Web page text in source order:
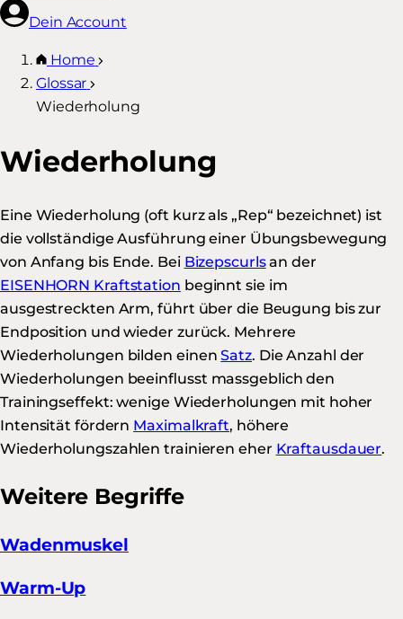
Dein Account
Home
Glossar
Wiederholung
Wiederholung
Eine Wiederholung (oft kurz als „Rep“ bezeichnet) ist
die vollständige Ausführung einer Übungsbewegung
von Anfang bis Ende. Bei Bizepscurlsan der
EISENHORN Kraftstation beginnt sie im
ausgestreckten Arm, führt über die Beugung bis zur
Endposition und wieder zurück. Mehrere
Wiederholungen bilden einenSatz. Die Anzahl der
Wiederholungen beeinflusst massgeblich den
Trainingseffekt: wenige Wiederholungen mit hoher
Intensität fördern Maximalkraft, höhere
Wiederholungszahlen trainieren eher Kraftausdauer.
Weitere Begriffe
Wadenmuskel
Warm-Up